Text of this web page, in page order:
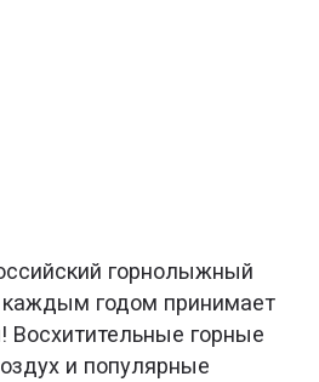
горнолыжный
годом принимает
Восхитительные горные
и популярные